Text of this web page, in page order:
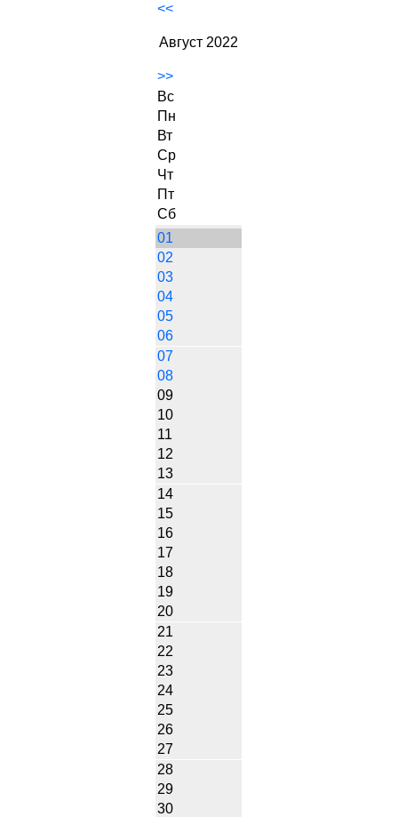
<<
Август 2022
>>
Вс
Пн
Вт
Ср
Чт
Пт
Сб
01
02
03
04
05
06
07
08
09
10
11
12
13
14
15
16
17
18
19
20
21
22
23
24
25
26
27
28
29
30